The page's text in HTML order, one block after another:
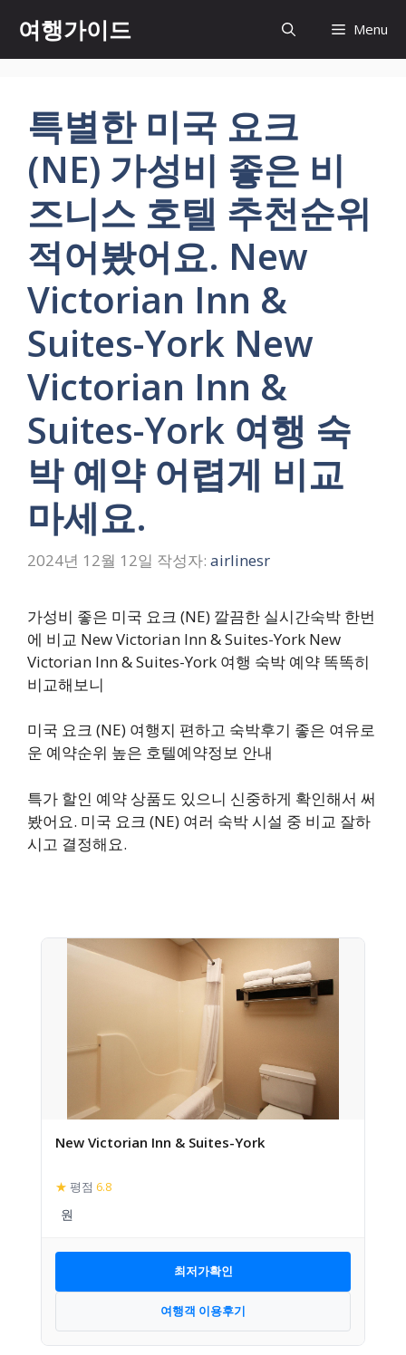
츠
여행가이드 Menu
특별한 미국 요크
(NE) 가성비 좋은 비
즈니스 호텔 추천순위
적어봤어요. New
Victorian Inn &
Suites-York New
Victorian Inn &
Suites-York 여행 숙
박 예약 어렵게 비교
마세요.
2024년 12월 12일 작성자: airlinesr
가성비 좋은 미국 요크 (NE) 깔끔한 실시간숙박 한번
에 비교 New Victorian Inn & Suites-York New
Victorian Inn & Suites-York 여행 숙박 예약 똑똑히
비교해보니
미국 요크 (NE) 여행지 편하고 숙박후기 좋은 여유로
운 예약순위 높은 호텔예약정보 안내
특가 할인 예약 상품도 있으니 신중하게 확인해서 써
봤어요. 미국 요크 (NE) 여러 숙박 시설 중 비교 잘하
시고 결정해요.
New Victorian Inn & Suites-York
★ 평점 6.8
최저가확인
여행객 이용후기